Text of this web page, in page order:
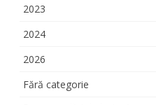
2023
2024
2026
Fără categorie